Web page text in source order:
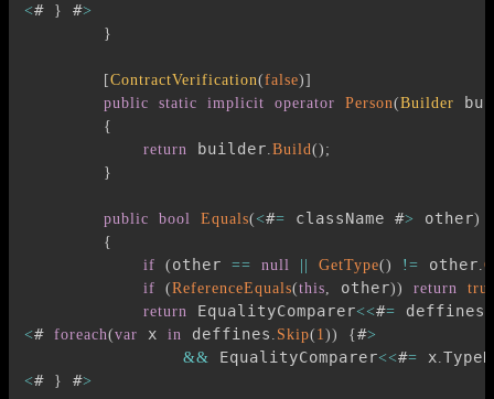
<# } #>
}
[ContractVerification(false)]
public
static implicit operator Person(Builder
{
return builder.Build() ;
}
public bool Equals( <#= className #> other)
{
if
( other == null GetType() != other.
if
(ReferenceEquals(this, other)) return
return EqualityComparer<<#= deffines
<# foreach(var x in deffines . Skip( 1)) {#>
&& EqualityComparer<<#= x.
<# } #>